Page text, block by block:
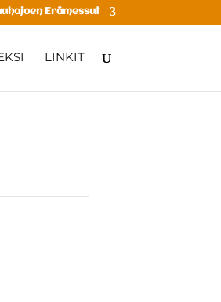
Erämessut
LINKIT